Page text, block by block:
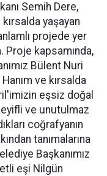
Semih Dere,
yaşayan
projede yer
kapsamında,
Bülent Nuri
ve kırsalda
eşsiz doğal
ve unutulmaz
coğrafyanın
tanımalarına
Başkanımız
eşi Nilgün